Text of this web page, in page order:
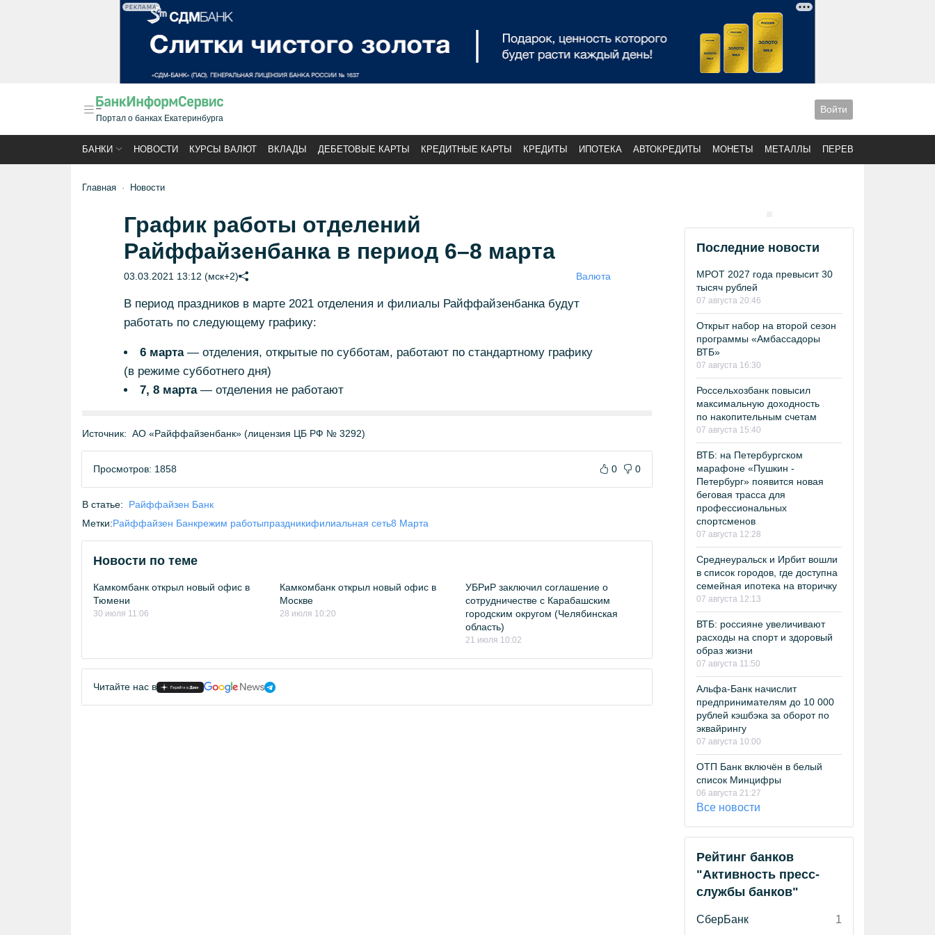
РЕКЛАМА
Портал о банках Екатеринбурга
Войти
БАНКИ НОВОСТИ КУРСЫ ВАЛЮТ ВКЛАДЫ ДЕБЕТОВЫЕ КАРТЫ КРЕДИТНЫЕ КАРТЫ КРЕДИТЫ ИПОТЕКА АВТОКРЕДИТЫ МОНЕТЫ МЕТАЛЛЫ ПЕРЕВОДЫ
Главная Новости
График работы отделений
Райффайзенбанка в период 6–8 марта
03.03.2021 13:12 (мск+2) Валюта
В период праздников в марте 2021 отделения и филиалы Райффайзенбанка будут
работать по следующему графику:
6 марта— отделения, открытые по субботам, работают по стандартному графику
(в режиме субботнего дня)
7, 8 марта— отделения не работают
Источник: АО «Райффайзенбанк» (лицензия ЦБ РФ № 3292)
Просмотров: 1858 0 0
В статье:
Райффайзен Банк
Метки:Райффайзен Банкрежим работыпраздникифилиальная сеть8 Марта
Новости по теме
Камкомбанк открыл новый офис в
Тюмени
30 июля 11:06
Камкомбанк открыл новый офис в
Москве
28 июля 10:20
УБРиР заключил соглашение о
сотрудничестве с Карабашским
городским округом (Челябинская
область)
21 июля 10:02
Читайте нас в
Последние новости
МРОТ 2027 года превысит 30
тысяч рублей
07 августа 20:46
Открыт набор на второй сезон
программы «Амбассадоры
ВТБ»
07 августа 16:30
Россельхозбанк повысил
максимальную доходность
по накопительным счетам
07 августа 15:40
ВТБ: на Петербургском
марафоне «Пушкин -
Петербург» появится новая
беговая трасса для
профессиональных
спортсменов
07 августа 12:28
Среднеуральск и Ирбит вошли
в список городов, где доступна
семейная ипотека на вторичку
07 августа 12:13
ВТБ: россияне увеличивают
расходы на спорт и здоровый
образ жизни
07 августа 11:50
Альфа-Банк начислит
предпринимателям до 10 000
рублей кэшбэка за оборот по
эквайрингу
07 августа 10:00
ОТП Банк включён в белый
список Минцифры
06 августа 21:27
Все новости
Рейтинг банков
"Активность пресс-
службы банков"
СберБанк
1